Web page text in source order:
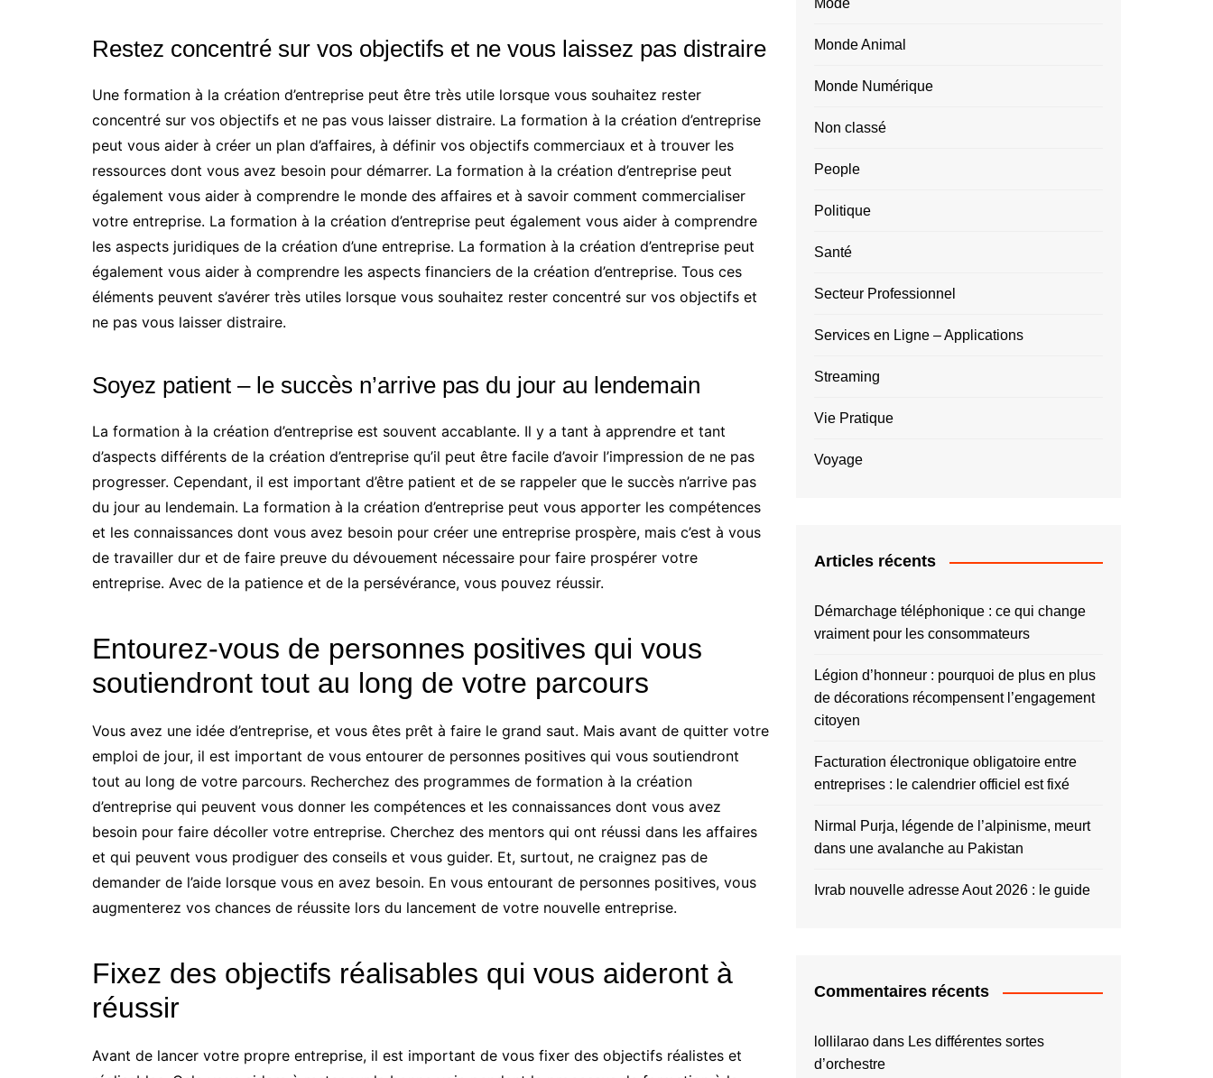
Restez concentré sur vos objectifs et ne vous laissez pas distraire
Une formation à la création d’entreprise peut être très utile lorsque vous souhaitez rester
concentré sur vos objectifs et ne pas vous laisser distraire. La formation à la création d’entreprise
peut vous aider à créer un plan d’affaires, à définir vos objectifs commerciaux et à trouver les
ressources dont vous avez besoin pour démarrer. La formation à la création d’entreprise peut
également vous aider à comprendre le monde des affaires et à savoir comment commercialiser
votre entreprise. La formation à la création d’entreprise peut également vous aider à comprendre
les aspects juridiques de la création d’une entreprise. La formation à la création d’entreprise peut
également vous aider à comprendre les aspects financiers de la création d’entreprise. Tous ces
éléments peuvent s’avérer très utiles lorsque vous souhaitez rester concentré sur vos objectifs et
ne pas vous laisser distraire.
Soyez patient – le succès n’arrive pas du jour au lendemain
La formation à la création d’entreprise est souvent accablante. Il y a tant à apprendre et tant
d’aspects différents de la création d’entreprise qu’il peut être facile d’avoir l’impression de ne pas
progresser. Cependant, il est important d’être patient et de se rappeler que le succès n’arrive pas
du jour au lendemain. La formation à la création d’entreprise peut vous apporter les compétences
et les connaissances dont vous avez besoin pour créer une entreprise prospère, mais c’est à vous
de travailler dur et de faire preuve du dévouement nécessaire pour faire prospérer votre
entreprise. Avec de la patience et de la persévérance, vous pouvez réussir.
Entourez-vous de personnes positives qui vous
soutiendront tout au long de votre parcours
Vous avez une idée d’entreprise, et vous êtes prêt à faire le grand saut. Mais avant de quitter votre
emploi de jour, il est important de vous entourer de personnes positives qui vous soutiendront
tout au long de votre parcours. Recherchez des programmes de formation à la création
d’entreprise qui peuvent vous donner les compétences et les connaissances dont vous avez
besoin pour faire décoller votre entreprise. Cherchez des mentors qui ont réussi dans les affaires
et qui peuvent vous prodiguer des conseils et vous guider. Et, surtout, ne craignez pas de
demander de l’aide lorsque vous en avez besoin. En vous entourant de personnes positives, vous
augmenterez vos chances de réussite lors du lancement de votre nouvelle entreprise.
Fixez des objectifs réalisables qui vous aideront à
réussir
Avant de lancer votre propre entreprise, il est important de vous fixer des objectifs réalistes et
Mode
Monde Animal
Monde Numérique
Non classé
People
Politique
Santé
Secteur Professionnel
Services en Ligne – Applications
Streaming
Vie Pratique
Voyage
Articles récents
Démarchage téléphonique : ce qui change
vraiment pour les consommateurs
Légion d’honneur : pourquoi de plus en plus
de décorations récompensent l’engagement
citoyen
Facturation électronique obligatoire entre
entreprises : le calendrier officiel est fixé
Nirmal Purja, légende de l’alpinisme, meurt
dans une avalanche au Pakistan
Ivrab nouvelle adresse Aout 2026 : le guide
Commentaires récents
lollilarao dans Les différentes sortes
d’orchestre